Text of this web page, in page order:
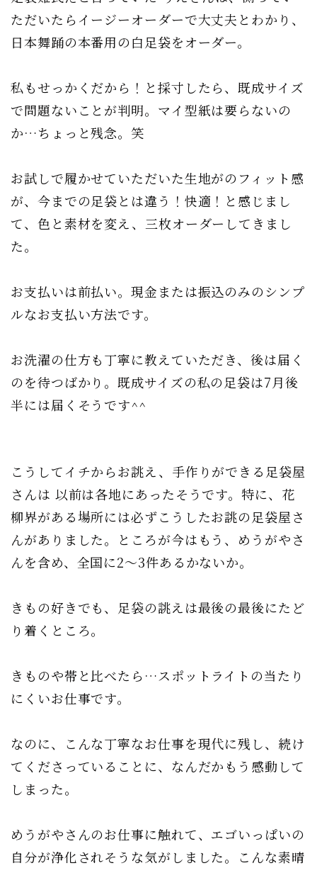
ただいたらイージーオーダーで大丈夫とわかり、
日本舞踊の本番用の白足袋をオーダー。
私もせっかくだから！と採寸したら、既成サイズ
で問題ないことが判明。マイ型紙は要らないの
か…ちょっと残念。笑
お試しで履かせていただいた生地がのフィット感
が、今までの足袋とは違う！快適！と感じまし
て、色と素材を変え、三枚オーダーしてきまし
た。
お支払いは前払い。現金または振込のみのシンプ
ルなお支払い方法です。
お洗濯の仕方も丁寧に教えていただき、後は届く
のを待つばかり。既成サイズの私の足袋は7月後
半には届くそうです^^
こうしてイチからお誂え、手作りができる足袋屋
さんは 以前は各地にあったそうです。特に、花
柳界がある場所には必ずこうしたお誂の足袋屋さ
んがありました。ところが今はもう、めうがやさ
んを含め、全国に2〜3件あるかないか。
きもの好きでも、足袋の誂えは最後の最後にたど
り着くところ。
きものや帯と比べたら…スポットライトの当たり
にくいお仕事です。
なのに、こんな丁寧なお仕事を現代に残し、続け
てくださっていることに、なんだかもう感動して
しまった。
めうがやさんのお仕事に触れて、エゴいっぱいの
自分が浄化されそうな気がしました。こんな素晴